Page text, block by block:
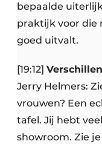
bepaalde
praktijk voor die
goed uitvalt.
[19:12]
Jerry Helmers:
vrouwen? Een
tafel. Jij hebt
showroom. Zie